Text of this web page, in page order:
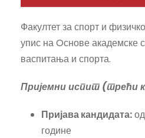
Факултет за спорт и
упис на Oснове академске
васпитања и спорта.
Пријемни испит (трећи
Пријава кандидата:
године